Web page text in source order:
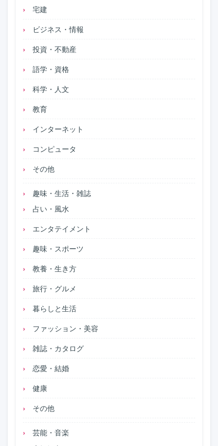
宅建
ビジネス・情報
投資・不動産
語学・資格
科学・人文
教育
インターネット
コンピュータ
その他
趣味・生活・雑誌
占い・風水
エンタテイメント
趣味・スポーツ
教養・生き方
旅行・グルメ
暮らしと生活
ファッション・美容
雑誌・カタログ
恋愛・結婚
健康
その他
芸能・音楽